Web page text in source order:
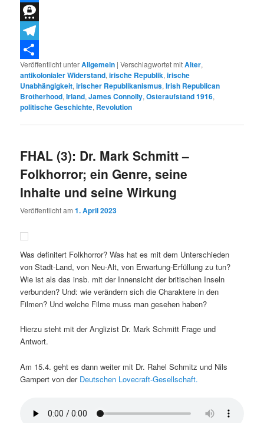
Bluesky
Threema
Telegram
Teilen
Veröffentlicht unterAllgemein |Verschlagwortet mitAlter,
antikolonialer Widerstand,irische Republik,irische
Unabhängigkeit,irischer Republikanismus,Irish Republican
Brotherhood,Irland,James Connolly,Osteraufstand 1916,
politische Geschichte, Revolution
FHAL (3): Dr. Mark Schmitt –
Folkhorror; ein Genre, seine
Inhalte und seine Wirkung
Veröffentlicht am1. April 2023
Was definitert Folkhorror? Was hat es mit dem Unterschieden
von Stadt-Land, von Neu-Alt, von Erwartung-Erfüllung zu tun?
Wie ist als das insb. mit der Innensicht der britischen Inseln
verbunden? Und: wie verändern sich die Charaktere in den
Filmen? Und welche Filme muss man gesehen haben?
Hierzu steht mit der Anglizist Dr. Mark Schmitt Frage und
Antwort.
Am 15.4. geht es dann weiter mit Dr. Rahel Schmitz und Nils
Gampert von der Deutschen Lovecraft-Gesellschaft.